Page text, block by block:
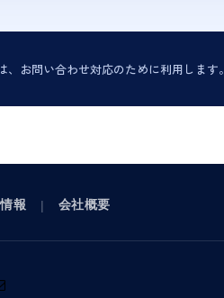
お問い合わせ対応のために利用します。
報 会社概要